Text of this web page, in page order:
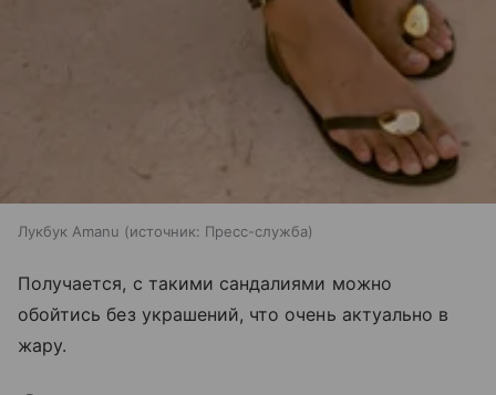
Лукбук Amanu источник: Пресс-служба
Получается, с такими сандалиями можно
обойтись без украшений, что очень актуально в
жару.